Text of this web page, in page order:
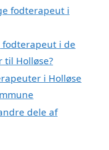
fodterapeut i
i de
Holløse?
i Holløse
dele af